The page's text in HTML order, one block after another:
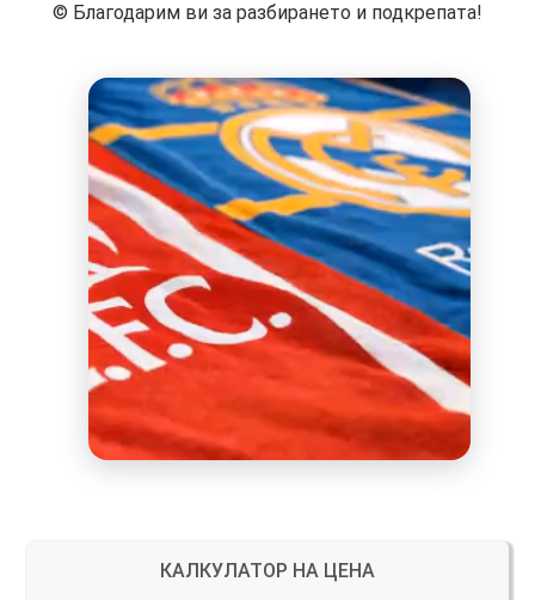
©️ Благодарим ви за разбирането и подкрепата!
КАЛКУЛАТОР НА ЦЕНА